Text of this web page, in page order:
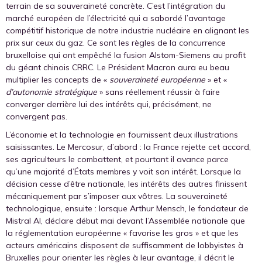
terrain de sa souveraineté concrète. C’est l’intégration du
marché européen de l’électricité qui a sabordé l’avantage
compétitif historique de notre industrie nucléaire en alignant les
prix sur ceux du gaz. Ce sont les règles de la concurrence
bruxelloise qui ont empêché la fusion Alstom-Siemens au profit
du géant chinois CRRC. Le Président Macron aura eu beau
multiplier les concepts de « souveraineté européenne » et «
d’autonomie stratégique » sans réellement réussir à faire
converger derrière lui des intérêts qui, précisément, ne
convergent pas.
L’économie et la technologie en fournissent deux illustrations
saisissantes. Le Mercosur, d’abord : la France rejette cet accord,
ses agriculteurs le combattent, et pourtant il avance parce
qu’une majorité d’États membres y voit son intérêt. Lorsque la
décision cesse d’être nationale, les intérêts des autres finissent
mécaniquement par s’imposer aux vôtres. La souveraineté
technologique, ensuite : lorsque Arthur Mensch, le fondateur de
Mistral AI, déclare début mai devant l’Assemblée nationale que
la réglementation européenne « favorise les gros » et que les
acteurs américains disposent de suffisamment de lobbyistes à
Bruxelles pour orienter les règles à leur avantage, il décrit le